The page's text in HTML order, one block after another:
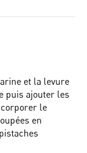
et la levure
puis ajouter les
le
en